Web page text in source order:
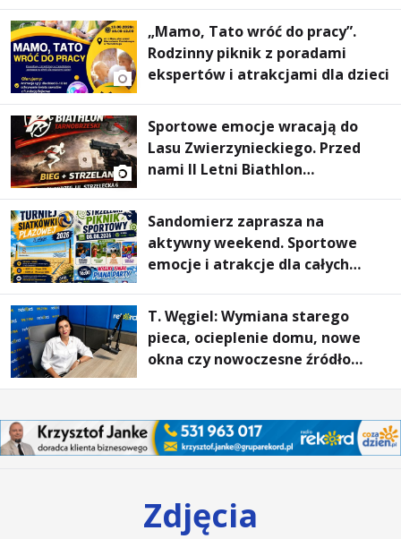
„Mamo, Tato wróć do pracy”.
Rodzinny piknik z poradami
ekspertów i atrakcjami dla dzieci
Sportowe emocje wracają do
Lasu Zwierzynieckiego. Przed
nami II Letni Biathlon
Sandomierz zaprasza na
aktywny weekend. Sportowe
emocje i atrakcje dla całych
T. Węgiel: Wymiana starego
pieca, ocieplenie domu, nowe
okna czy nowoczesne źródło
komfort życia i... czystsze
powietrze
Zdjęcia